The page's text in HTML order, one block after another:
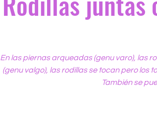
En las piernas arqueadas (genu varo), las
(genu valgo), las rodillas se tocan pero los
También se